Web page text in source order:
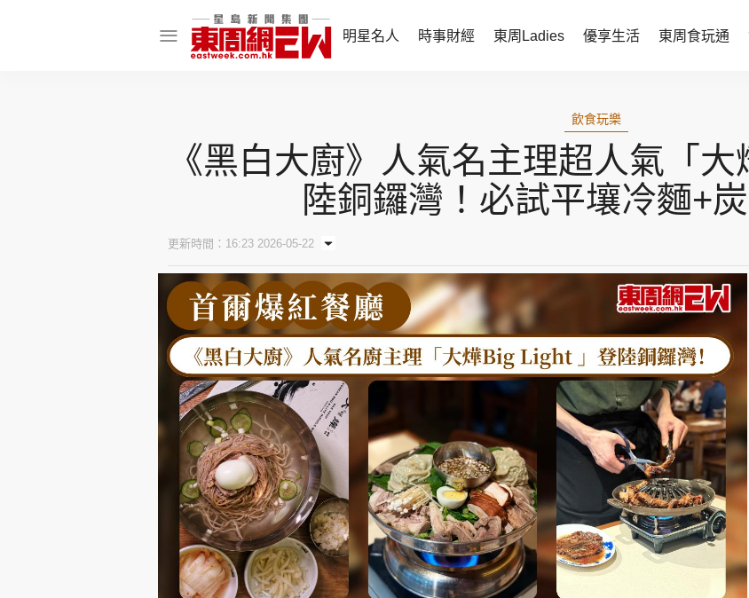
明星名人 時事財經 東周Ladies 優享生活 東周食玩通
話題人物 財經智庫
焦點人物
時尚生活
健康醫美
東周食玩通
樂在灣區
飲食玩樂
會員活動
東周JETSO
玄學靈異
東勝運程
智富天下 李居明
神機妙算 李丞責
緣來有理 麥玲玲
鬼靈精怪 威師兄
集團旗下品牌
飲食玩樂
《黑白大廚》人氣名主理超人氣「
陸銅鑼灣！必試平壤冷麵+
更新時間：16:23 2026-05-22